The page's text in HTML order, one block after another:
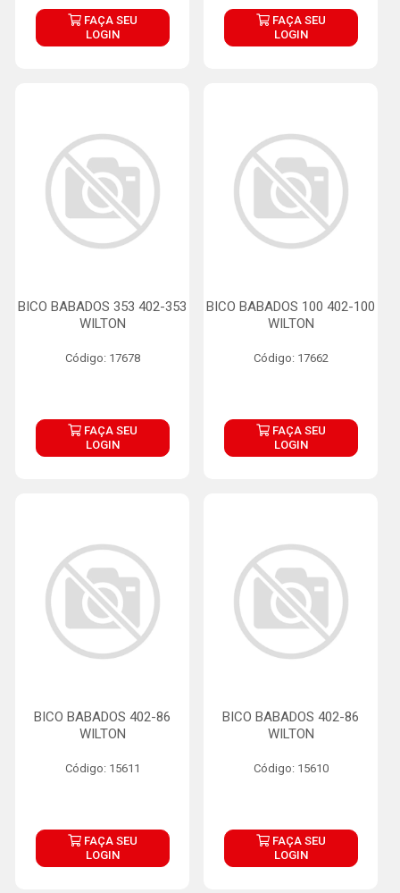
FAÇA SEU
LOGIN
FAÇA SEU
LOGIN
BICO BABADOS 353 402-353
WILTON
Código: 17678
FAÇA SEU
LOGIN
BICO BABADOS 100 402-100
WILTON
Código: 17662
FAÇA SEU
LOGIN
BICO BABADOS 402-86
WILTON
Código: 15611
FAÇA SEU
LOGIN
BICO BABADOS 402-86
WILTON
Código: 15610
FAÇA SEU
LOGIN